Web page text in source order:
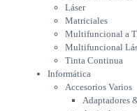
Adaptadores
Auriculares
Escáner
Estuches &
Gavetas para
almacenamiento
Lápices &
Soportes
Láser
Matriciales
Multifuncional a
Multifuncional
Tinta Continua
Informática
Accesorios Varios
Adaptadores